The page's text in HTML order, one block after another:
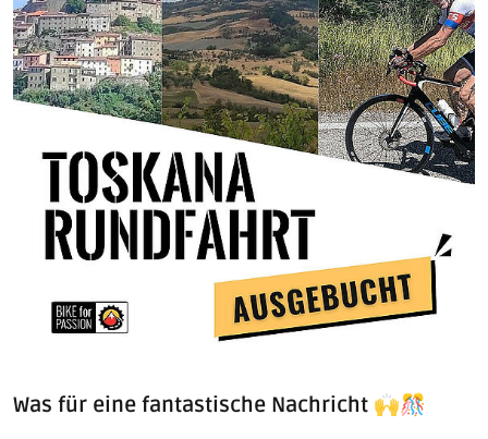
Was für eine fantastische Nachricht 🙌🎊